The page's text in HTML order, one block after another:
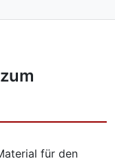
für den